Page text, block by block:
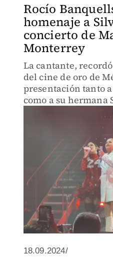
Rocío
homenaje a
concierto de
Monterrey
La cantante,
del cine de oro de
presentación tanto
como a su hermana
18.09.2024/